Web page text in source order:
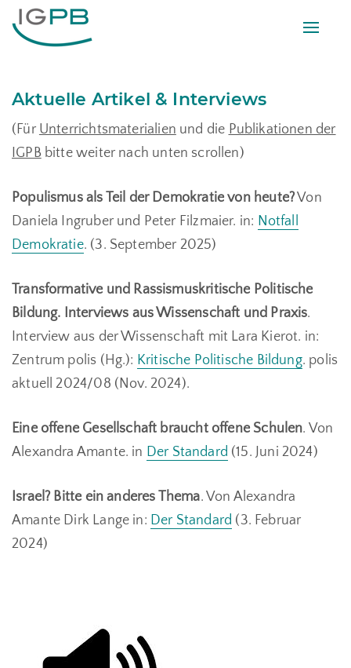
Toggle
Aktuelle Artikel & Interviews
(Für Unterrichtsmaterialien und die Publikationen der
IGPBbitte weiter nach unten scrollen)
Populismus als Teil der Demokratie von heute?Von
Daniela Ingruber und Peter Filzmaier. in: Notfall
Demokratie. (3. September 2025)
Transformative und Rassismuskritische Politische
Bildung. Interviews aus Wissenschaft und Praxis.
Interview aus der Wissenschaft mit Lara Kierot. in:
Zentrum polis (Hg.): Kritische Politische Bildung. polis
aktuell 2024/08 (Nov. 2024).
Eine offene Gesellschaft braucht offene Schulen. Von
Alexandra Amante. in Der Standard (15. Juni 2024)
Israel? Bitte ein anderes Thema. Von Alexandra
Amante Dirk Lange in: Der Standard (3. Februar
2024)